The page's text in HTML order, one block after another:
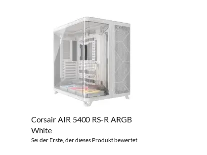
Corsair AIR 5400 RS-R ARGB
White
Sei der Erste, der dieses Produkt bewertet